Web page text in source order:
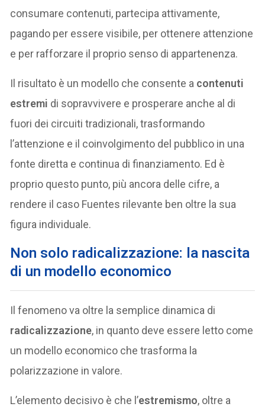
consumare contenuti, partecipa attivamente,
pagando per essere visibile, per ottenere attenzione
e per rafforzare il proprio senso di appartenenza.
Il risultato è un modello che consente a contenuti
estremi di sopravvivere e prosperare anche al di
fuori dei circuiti tradizionali, trasformando
l’attenzione e il coinvolgimento del pubblico in una
fonte diretta e continua di finanziamento. Ed è
proprio questo punto, più ancora delle cifre, a
rendere il caso Fuentes rilevante ben oltre la sua
figura individuale.
Non solo radicalizzazione: la nascita
di un modello economico
Il fenomeno va oltre la semplice dinamica di
radicalizzazione, in quanto deve essere letto come
un modello economico che trasforma la
polarizzazione in valore.
L’elemento decisivo è che l’estremismo, oltre a